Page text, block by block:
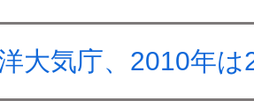
大気庁、2010年